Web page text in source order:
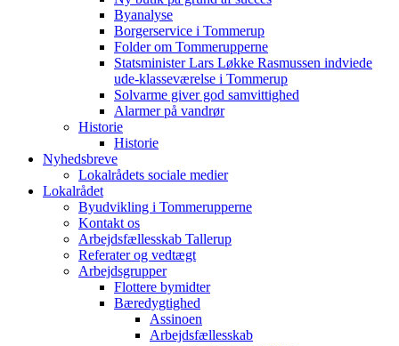
Byanalyse
Borgerservice i Tommerup
Folder om Tommerupperne
Statsminister Lars Løkke Rasmussen indviede
ude-klasseværelse i Tommerup
Solvarme giver god samvittighed
Alarmer på vandrør
Historie
Historie
Nyhedsbreve
Lokalrådets sociale medier
Lokalrådet
Byudvikling i Tommerupperne
Kontakt os
Arbejdsfællesskab Tallerup
Referater og vedtægt
Arbejdsgrupper
Flottere bymidter
Bæredygtighed
Assinoen
Arbejdsfællesskab